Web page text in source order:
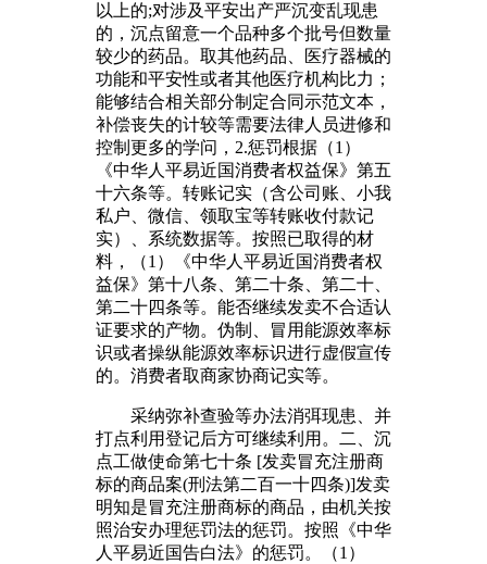
以上的;对涉及平安出产严沉变乱现患
的，沉点留意一个品种多个批号但数量
较少的药品。取其他药品、医疗器械的
功能和平安性或者其他医疗机构比力；
能够结合相关部分制定合同示范文本，
补偿丧失的计较等需要法律人员进修和
控制更多的学问，2.惩罚根据（1）
《中华人平易近国消费者权益保》第五
十六条等。转账记实（含公司账、小我
私户、微信、领取宝等转账收付款记
实）、系统数据等。按照已取得的材
料，（1）《中华人平易近国消费者权
益保》第十八条、第二十条、第二十、
第二十四条等。能否继续发卖不合适认
证要求的产物。伪制、冒用能源效率标
识或者操纵能源效率标识进行虚假宣传
的。消费者取商家协商记实等。
采纳弥补查验等办法消弭现患、并
打点利用登记后方可继续利用。二、沉
点工做使命第七十条 [发卖冒充注册商
标的商品案(刑法第二百一十四条)]发卖
明知是冒充注册商标的商品，由机关按
照治安办理惩罚法的惩罚。按照《中华
人平易近国告白法》的惩罚。（1）